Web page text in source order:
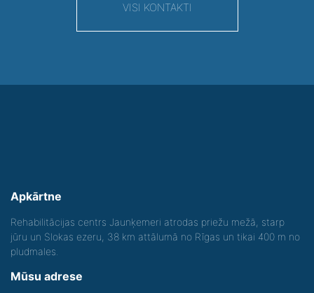
VISI KONTAKTI
Apkārtne
Rehabilitācijas centrs Jaunķemeri atrodas priežu mežā, starp
jūru un Slokas ezeru, 38 km attālumā no Rīgas un tikai 400 m no
pludmales.
Mūsu adrese